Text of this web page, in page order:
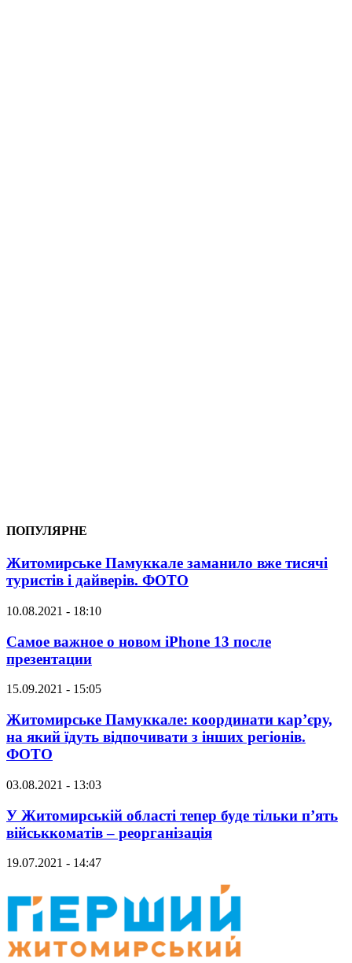
ПОПУЛЯРНЕ
Житомирське Памуккале заманило вже тисячі
туристів і дайверів. ФОТО
10.08.2021 - 18:10
Самое важное о новом iPhone 13 после
презентации
15.09.2021 - 15:05
Житомирське Памуккале: координати кар’єру,
на який їдуть відпочивати з інших регіонів.
ФОТО
03.08.2021 - 13:03
У Житомирській області тепер буде тільки п’ять
військкоматів – реорганізація
19.07.2021 - 14:47